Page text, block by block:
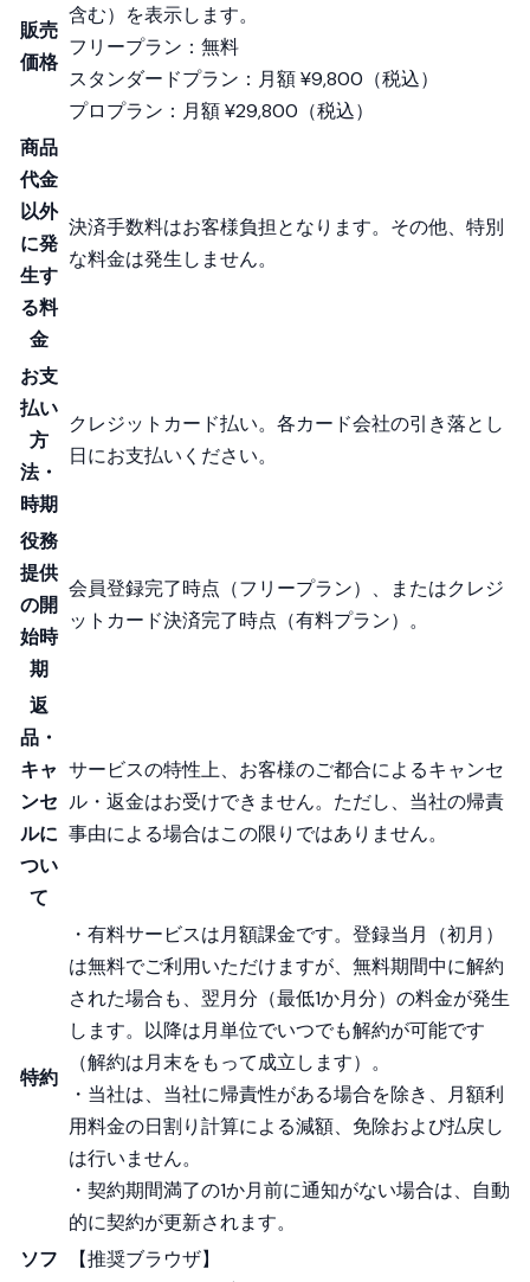
販売
価格
含む）を表示します。
フリープラン：無料
スタンダードプラン：月額¥9,800 （税込）
プロプラン：月額¥29,800 （税込）
商品
代金
以外
に発
生す
る料
金
決済手数料はお客様負担となります。その他、特別
な料金は発生しません。
お支
払い
方
法・
時期
クレジットカード払い。各カード会社の引き落とし
日にお支払いください。
役務
提供
の開
始時
期
会員登録完了時点（フリープラン）、またはクレジ
ットカード決済完了時点（有料プラン）。
返
品・
キャ
ンセ
ルに
つい
て
サービスの特性上、お客様のご都合によるキャンセ
ル・返金はお受けできません。ただし、当社の帰責
事由による場合はこの限りではありません。
特約
・有料サービスは月額課金です。登録当月（初月）
は無料でご利用いただけますが、無料期間中に解約
された場合も、翌月分（最低1か月分）の料金が発生
します。以降は月単位でいつでも解約が可能です
（解約は月末をもって成立します）。
・当社は、当社に帰責性がある場合を除き、月額利
用料金の日割り計算による減額、免除および払戻し
は行いません。
・契約期間満了の1か月前に通知がない場合は、自動
的に契約が更新されます。
ソフ
【推奨ブラウザ】